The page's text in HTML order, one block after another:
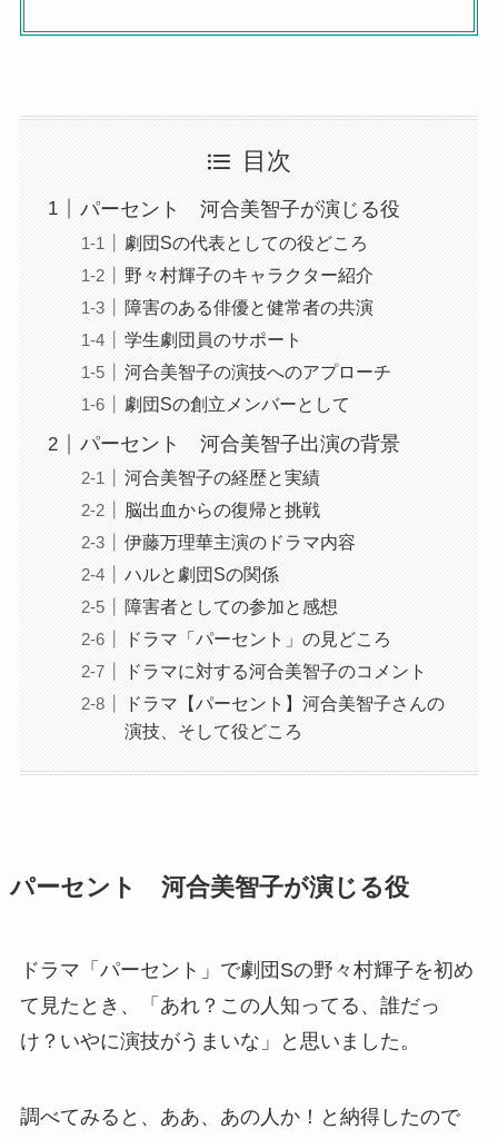
目次
パーセント 河合美智子が演じる役
劇団Sの代表としての役どころ
野々村輝子のキャラクター紹介
障害のある俳優と健常者の共演
学生劇団員のサポート
河合美智子の演技へのアプローチ
劇団Sの創立メンバーとして
パーセント 河合美智子出演の背景
河合美智子の経歴と実績
脳出血からの復帰と挑戦
伊藤万理華主演のドラマ内容
ハルと劇団Sの関係
障害者としての参加と感想
ドラマ「パーセント」の見どころ
ドラマに対する河合美智子のコメント
ドラマ【パーセント】河合美智子さんの
演技、そして役どころ
パーセント 河合美智子が演じる役
ドラマ「パーセント」で劇団Sの野々村輝子を初め
て見たとき、「あれ？この人知ってる、誰だっ
け？いやに演技がうまいな」と思いました。
調べてみると、ああ、あの人か！と納得したので